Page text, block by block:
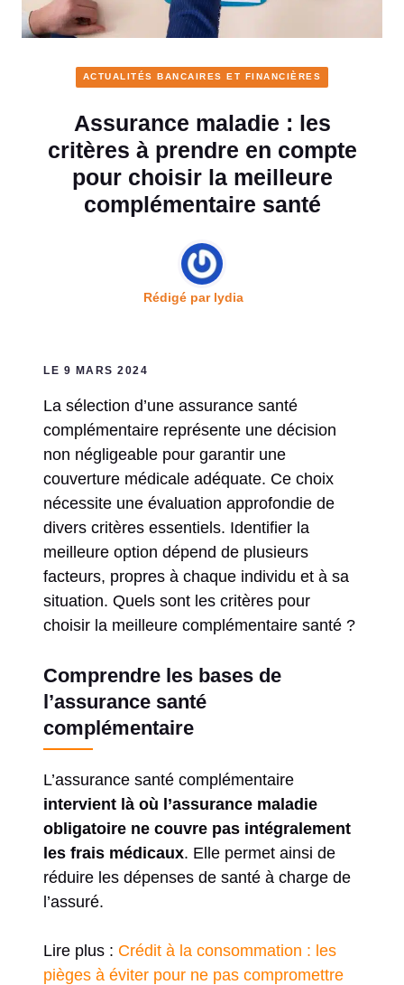
ACTUALITÉS BANCAIRES ET FINANCIÈRES
Assurance maladie : les
critères à prendre en compte
pour choisir la meilleure
complémentaire santé
Rédigé par lydia
LE 9 MARS 2024
La sélection d’une assurance santé
complémentaire représente une décision
non négligeable pour garantir une
couverture médicale adéquate. Ce choix
nécessite une évaluation approfondie de
divers critères essentiels. Identifier la
meilleure option dépend de plusieurs
facteurs, propres à chaque individu et à sa
situation. Quels sont les critères pour
choisir la meilleure complémentaire santé ?
Comprendre les bases de
l’assurance santé
complémentaire
L’assurance santé complémentaire
intervient là où l’assurance maladie
obligatoire ne couvre pas intégralement
les frais médicaux. Elle permet ainsi de
réduire les dépenses de santé à charge de
l’assuré.
Lire plus : Crédit à la consommation : les
pièges à éviter pour ne pas compromettre